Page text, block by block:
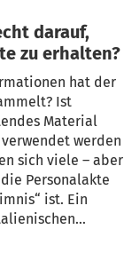
zu erhalten?
hat der
Ist
Material
werden
sich viele – aber
Personalakte
ist. Ein